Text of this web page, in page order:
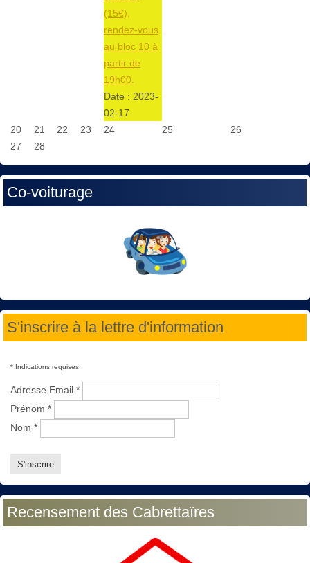
(15€),
rendez-vous
au bloc 10 à
partir de
19h00.
Date : 2023-
02-17
20 21 22 23 24 25
26
27
28
Co-voiturage
S'inscrire à la lettre d'information
* Indications requises
Adresse Email *
Prénom *
Nom *
Recensement des Cabrettaïres